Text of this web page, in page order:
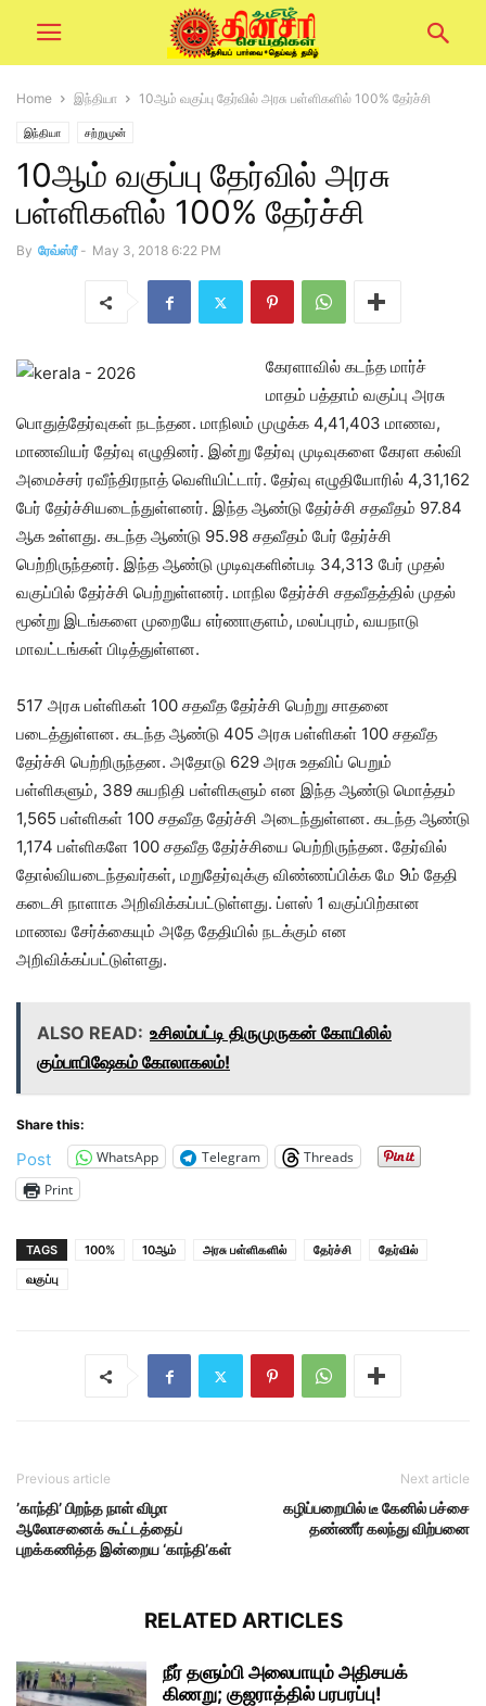
Home இந்தியா 10ஆம் வகுப்பு தேர்வில் அரசு பள்ளிகளில் 100% தேர்ச்சி
இந்தியா சற்றுமுன்
10ஆம் வகுப்பு தேர்வில் அரசு
பள்ளிகளில் 100% தேர்ச்சி
By ரேவ்ஸ்ரீ - May 3, 2018 6:22 PM
கேரளாவில் கடந்த மார்ச்
மாதம் பத்தாம் வகுப்பு அரசு
பொதுத்தேர்வுகள் நடந்தன. மாநிலம் முழுக்க 4,41,403 மாணவ,
மாணவியர் தேர்வு எழுதினர். இன்று தேர்வு முடிவுகளை கேரள கல்வி
அமைச்சர் ரவீந்திரநாத் வெளியிட்டார். தேர்வு எழுதியோரில் 4,31,162
பேர் தேர்ச்சியடைந்துள்ளனர். இந்த ஆண்டு தேர்ச்சி சதவீதம் 97.84
ஆக உள்ளது. கடந்த ஆண்டு 95.98 சதவீதம் பேர் தேர்ச்சி
பெற்றிருந்தனர். இந்த ஆண்டு முடிவுகளின்படி 34,313 பேர் முதல்
வகுப்பில் தேர்ச்சி பெற்றுள்ளனர். மாநில தேர்ச்சி சதவீதத்தில் முதல்
மூன்று இடங்களை முறையே எர்ணாகுளம், மலப்புரம், வயநாடு
மாவட்டங்கள் பிடித்துள்ளன.
517 அரசு பள்ளிகள் 100 சதவீத தேர்ச்சி பெற்று சாதனை
படைத்துள்ளன. கடந்த ஆண்டு 405 அரசு பள்ளிகள் 100 சதவீத
தேர்ச்சி பெற்றிருந்தன. அதோடு 629 அரசு உதவிப் பெறும்
பள்ளிகளும், 389 சுயநிதி பள்ளிகளும் என இந்த ஆண்டு மொத்தம்
1,565 பள்ளிகள் 100 சதவீத தேர்ச்சி அடைந்துள்ளன. கடந்த ஆண்டு
1,174 பள்ளிகளே 100 சதவீத தேர்ச்சியை பெற்றிருந்தன. தேர்வில்
தோல்வியடைந்தவர்கள், மறுதேர்வுக்கு விண்ணப்பிக்க மே 9ம் தேதி
கடைசி நாளாக அறிவிக்கப்பட்டுள்ளது. ப்ளஸ் 1 வகுப்பிற்கான
மாணவ சேர்க்கையும் அதே தேதியில் நடக்கும் என
அறிவிக்கப்பட்டுள்ளது.
ALSO READ: உசிலம்பட்டி திருமுருகன் கோயிலில்
கும்பாபிஷேகம் கோலாகலம்!
Share this:
Post WhatsApp Telegram
Threads
Print
TAGS 100% 10ஆம் அரசு பள்ளிகளில் தேர்ச்சி
தேர்வில்
வகுப்பு
Previous article
’காந்தி’ பிறந்த நாள் விழா
ஆலோசனைக் கூட்டத்தைப்
புறக்கணித்த இன்றைய ‘காந்தி’கள்
Next article
கழிப்பறையில் டீ கேனில் பச்சை
தண்ணீர் கலந்து விற்பனை
RELATED ARTICLES
நீர் தளும்பி அலைபாயும் அதிசயக்
கிணறு; குஜராத்தில் பரபரப்பு!